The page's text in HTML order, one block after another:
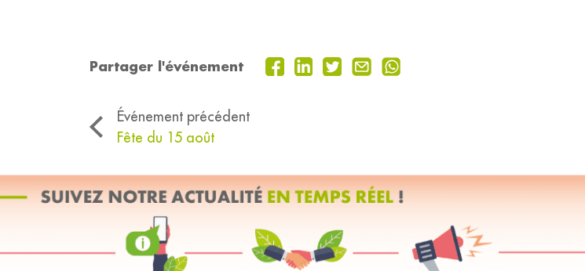
Partager l'événement
Événement précédent
Fête du 15 août